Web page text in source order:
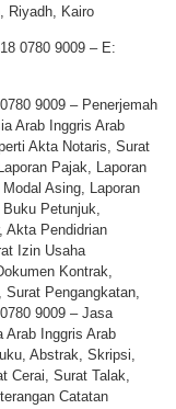
Riyadh, Kairo
0780 9009 – E:
9009 – Penerjemah
Arab Inggris Arab
Akta Notaris, Surat
Pajak, Laporan
Asing, Laporan
Petunjuk,
Akta Pendidrian
Izin Usaha
Kontrak,
Pengangkatan,
9009 – Jasa
Arab Inggris Arab
Abstrak, Skripsi,
Cerai, Surat Talak,
Catatan